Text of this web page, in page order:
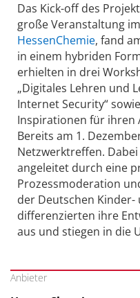
Das Kick-off des
große Veranstaltung
HessenChemie, fand
in einem hybriden
erhielten in drei
„Digitales Lehren und
Internet Security“
Inspirationen für ihren
Bereits am 1.
Netzwerktreffen.
angeleitet durch eine
Prozessmoderation
der Deutschen Kinder-
differenzierten ihre
aus und stiegen in die
Anbieter